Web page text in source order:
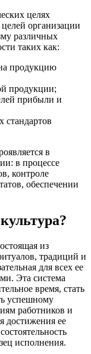
целях
организации
различных
таких как:
продукцию
продукции;
прибыли и
стандартов
в
в процессе
контроле
обеспечении
из
традиций и
для всех ее
Эта система
время, стать
успешному
работников и
достижения ее
исполнения.